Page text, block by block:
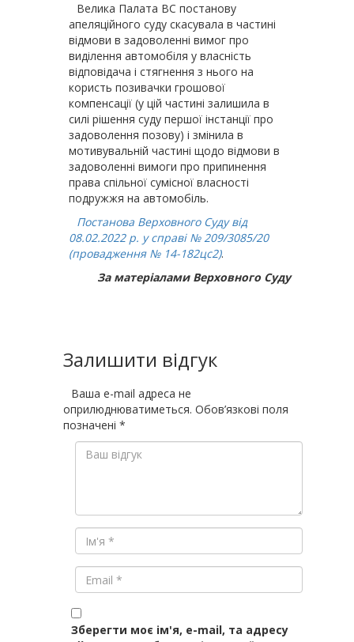
Велика Палата ВС постанову
апеляційного суду скасувала в частині
відмови в задоволенні вимог про
виділення автомобіля у власність
відповідача і стягнення з нього на
користь позивачки грошової
компенсації (у цій частині залишила в
силі рішення суду першої інстанції про
задоволення позову) і змінила в
мотивувальній частині щодо відмови в
задоволенні вимоги про припинення
права спільної сумісної власності
подружжя на автомобіль.
Постанова Верховного Суду від
08.02.2022 р. у справі № 209/3085/20
(проваджен­ня № 14-182цс2).
За матеріалами Верховного Суду
Залишити відгук
Ваша e-mail адреса не
оприлюднюватиметься. Обов’язкові поля
позначені *
Зберегти моє ім'я, e-mail, та адресу